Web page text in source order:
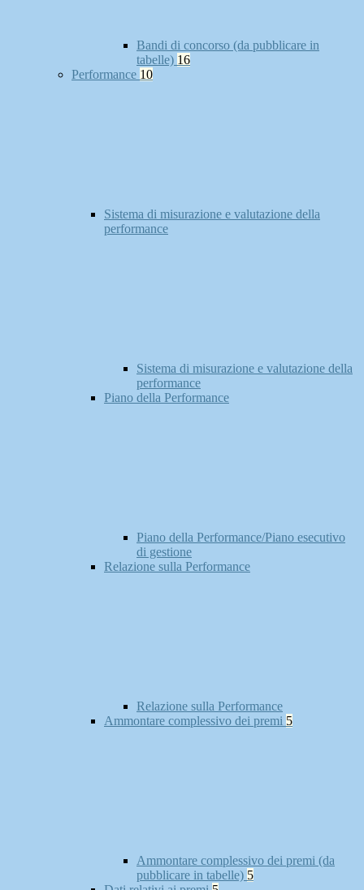
Bandi di concorso (da pubblicare in
tabelle) 16
Performance 10
Sistema di misurazione e valutazione della
performance
Sistema di misurazione e valutazione della
performance
Piano della Performance
Piano della Performance/Piano esecutivo
di gestione
Relazione sulla Performance
Relazione sulla Performance
Ammontare complessivo dei premi 5
Ammontare complessivo dei premi (da
pubblicare in tabelle) 5